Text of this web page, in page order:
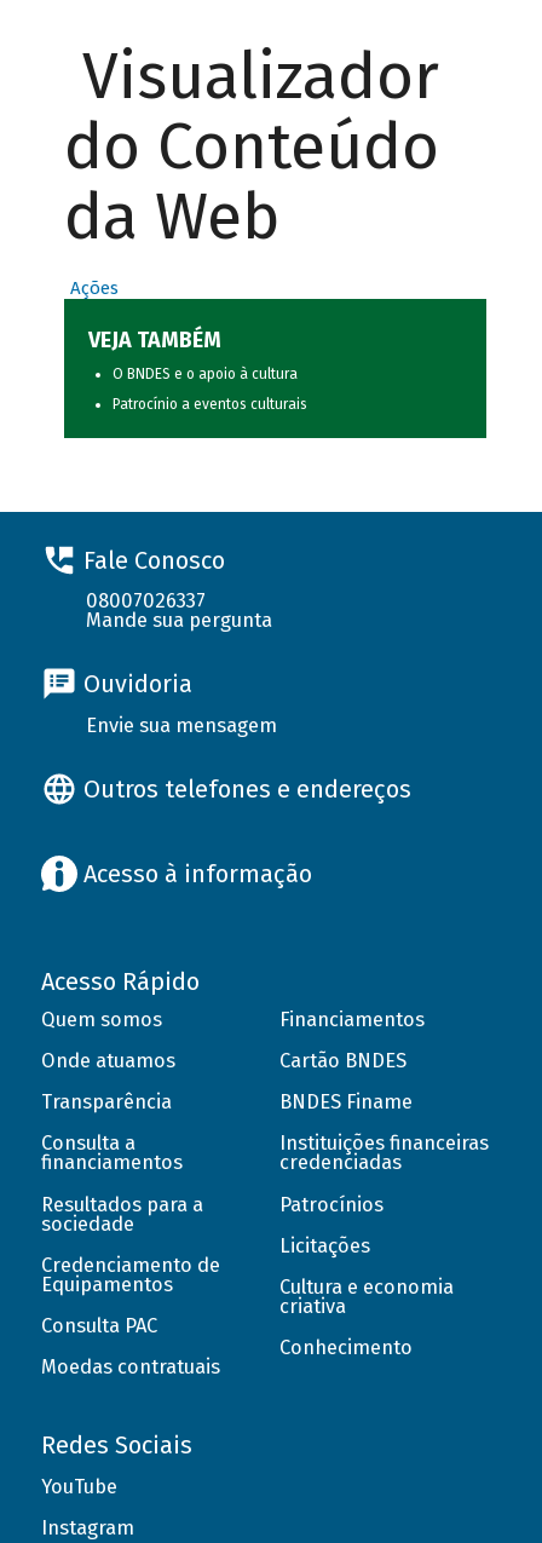
Visualizador
do Conteúdo
da Web
Ações
VEJA TAMBÉM
O BNDES e o apoio à cultura
Patrocínio a eventos culturais
Fale Conosco
08007026337
Mande sua pergunta
Ouvidoria
Envie sua mensagem
Outros telefones e endereços
Acesso à informação
Acesso Rápido
Quem somos
Onde atuamos
Transparência
Consulta a
financiamentos
Resultados para a
sociedade
Credenciamento de
Equipamentos
Consulta PAC
Moedas contratuais
Financiamentos
Cartão BNDES
BNDES Finame
Instituições financeiras
credenciadas
Patrocínios
Licitações
Cultura e economia
criativa
Conhecimento
Redes Sociais
YouTube
Instagram